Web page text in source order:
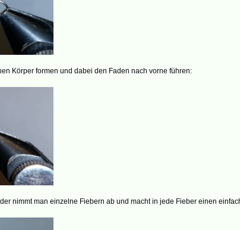
Körper formen und dabei den Faden nach vorne führen:
nimmt man einzelne Fiebern ab und macht in jede Fieber einen